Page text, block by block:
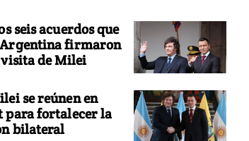
seis acuerdos que
firmaron
de Milei
se reúnen en
para fortalecer la
bilateral